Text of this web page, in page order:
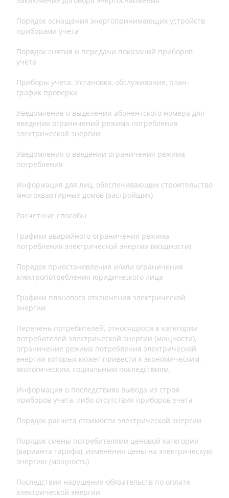
Порядок оснащения энергопринимающих устройств
приборами учета
Порядок снятия и передачи показаний приборов
учета
Приборы учета. Установка, обслуживание, план-
график проверки
Уведомление о выделении абонентского номера для
введения ограничений режима потребления
электрической энергии
Уведомления о введении ограничения режима
потребления
Информация для лиц, обеспечивающих строительство
многоквартирных домов (застройщик)
Расчетные способы
Графики аварийного ограничения режима
потребления электрической энергии (мощности)
Порядок приостановления и/или ограничения
электропотребления юридического лица
Графики планового отключения электрической
энергии
Перечень потребителей, относящихся к категории
потребителей электрической энергии (мощности),
ограничение режима потребления электрической
энергии которых может привести к экономическим,
экологическим, социальным последствиям.
Информация о последствиях вывода из строя
приборов учета, либо отсутствия приборов учета
Порядок расчета стоимости электрической энергии
Порядок смены потребителями ценовой категории
(варианта тарифа), изменения цены на электрическую
энергию (мощность)
Последствия нарушения обязательств по оплате
электрической энергии